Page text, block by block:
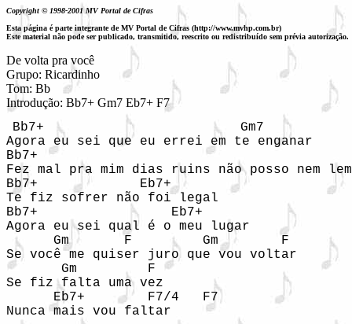
Copyright © 1998-2001 MV Portal de Cifras
Esta página é parte integrante de MV Portal de Cifras (http://www.mvhp.com.br)
Este material não pode ser publicado, transmitido, reescrito ou redistribuído sem prévia autorização.
De volta pra você
Grupo: Ricardinho
Tom: Bb
Introdução: Bb7+ Gm7 Eb7+ F7
Bb7+                         Gm7
Agora eu sei que eu errei em te enganar
Bb7+
Fez mal pra mim dias ruins não posso nem
Bb7+             Eb7+
Te fiz sofrer não foi legal
Bb7+                 Eb7+
Agora eu sei qual é o meu lugar
      Gm       F         Gm        F
Se você me quiser juro que vou voltar
       Gm         F
Se fiz falta uma vez
      Eb7+        F7/4   F7
Nunca mais vou faltar